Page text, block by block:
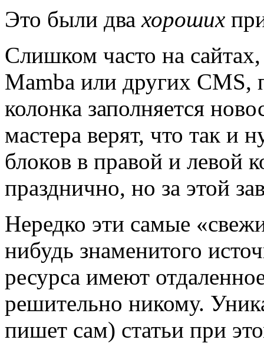
Это были двахороших
Слишком часто на
Mamba или других CMS,
колонка заполняется
мастера верят, что так и
блоков в правой и левой
празднично, но за этой
Нередко эти самые
нибудь знаменитого
ресурса имеют
решительно никому.
пишет сам) статьи при